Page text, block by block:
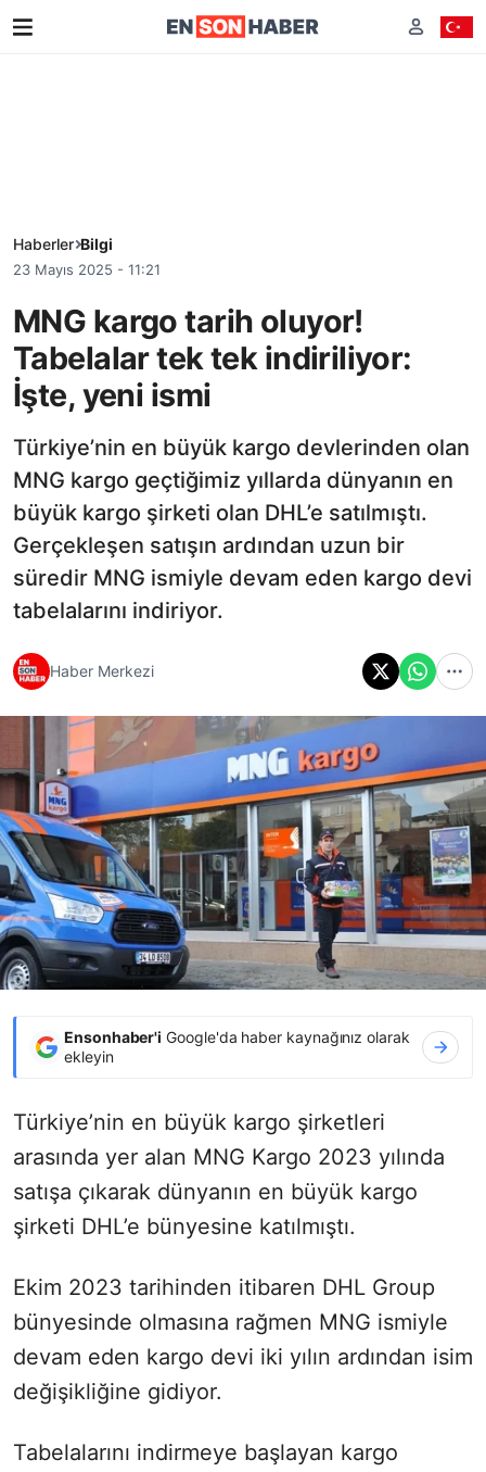
Haberler Bilgi
23 Mayıs 2025 - 11:21
MNG kargo tarih oluyor!
Tabelalar tek tek indiriliyor:
İşte, yeni ismi
Türkiye’nin en büyük kargo devlerinden olan
MNG kargo geçtiğimiz yıllarda dünyanın en
büyük kargo şirketi olan DHL’e satılmıştı.
Gerçekleşen satışın ardından uzun bir
süredir MNG ismiyle devam eden kargo devi
tabelalarını indiriyor.
Haber Merkezi
Ensonhaber'i Google'da haber kaynağınız olarak
ekleyin
Türkiye’nin en büyük kargo şirketleri
arasında yer alan MNG Kargo 2023 yılında
satışa çıkarak dünyanın en büyük kargo
şirketi DHL’e bünyesine katılmıştı.
Ekim 2023 tarihinden itibaren DHL Group
bünyesinde olmasına rağmen MNG ismiyle
devam eden kargo devi iki yılın ardından isim
değişikliğine gidiyor.
Tabelalarını indirmeye başlayan kargo